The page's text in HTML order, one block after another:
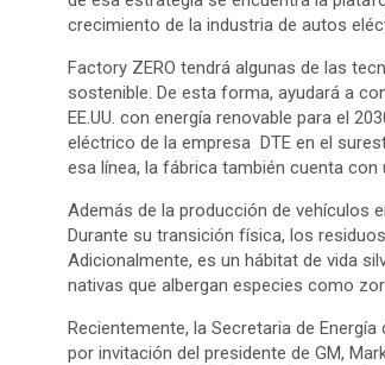
crecimiento de la industria de autos
Factory ZERO tendrá algunas de las
sostenible. De esta forma, ayudará a
EE.UU. con energía renovable para el
eléctrico de la empresa DTE en el
esa línea, la fábrica también cuenta
Además de la producción de vehículos
Durante su transición física, los
Adicionalmente, es un hábitat de vida
nativas que albergan especies como
Recientemente, la Secretaria de
por invitación del presidente de GM,